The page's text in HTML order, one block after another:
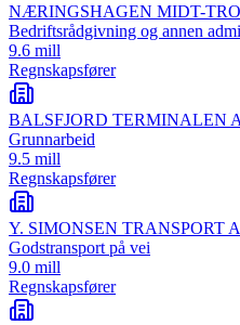
NÆRINGSHAGEN MIDT-
Bedriftsrådgivning og annen
9.6 mill
Regnskapsfører
BALSFJORD TERMINALEN
Grunnarbeid
9.5 mill
Regnskapsfører
Y. SIMONSEN TRANSPORT
Godstransport på vei
9.0 mill
Regnskapsfører